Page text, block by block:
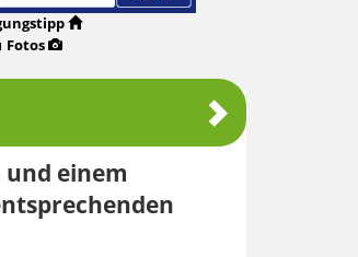
Fotos
einem